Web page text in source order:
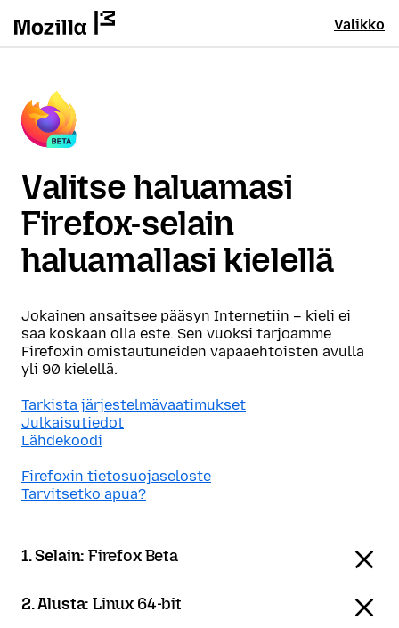
Valikko
Valitse haluamasi
Firefox-selain
haluamallasi kielellä
Jokainen ansaitsee pääsyn Internetiin – kieli ei
saa koskaan olla este. Sen vuoksi tarjoamme
Firefoxin omistautuneiden vapaaehtoisten avulla
yli 90 kielellä.
Tarkista järjestelmävaatimukset
Julkaisutiedot
Lähdekoodi
Firefoxin tietosuojaseloste
Tarvitsetko apua?
1. Selain:Firefox Beta
2. Alusta:Linux 64-bit